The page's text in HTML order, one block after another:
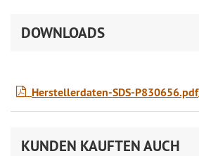
DOWNLOADS
Herstellerdaten-SDS-P830656.pdf
KUNDEN KAUFTEN AUCH